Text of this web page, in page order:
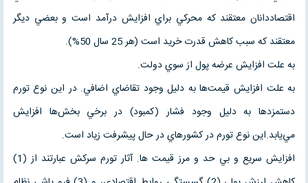
اقتصاددانان معتقند که محرکي براي افزايش درآمد است و بعضي ديگر
معتقند که سبب کاهش قدرت خريد است (هر 25 سال 50%).
به علت افزايش عرضه پول از سوي دولت.
به علت افزايش قيمت‌ها به دليل وجود تقاضاي اضافي. در اين نوع تورم
دستمزدها به دليل وجود فشار (کمبود) در برخي بخش‌ها افزايش
مي‌يابد.اين نوع تورم در کشور‌هاي در حال پيشرفت زياد است.
افزايش سريع و بي حد و مرز قيمت ها. آثار تورم سركش عبارتند از (1)